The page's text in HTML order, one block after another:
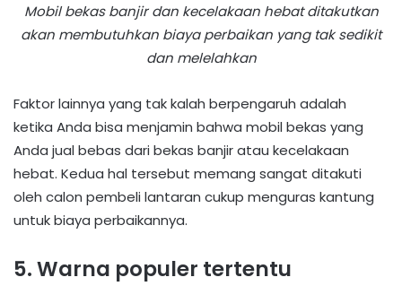
Mobil bekas banjir dan kecelakaan hebat ditakutkan
akan membutuhkan biaya perbaikan yang tak sedikit
dan melelahkan
Faktor lainnya yang tak kalah berpengaruh adalah
ketika Anda bisa menjamin bahwa mobil bekas yang
Anda jual bebas dari bekas banjir atau kecelakaan
hebat. Kedua hal tersebut memang sangat ditakuti
oleh calon pembeli lantaran cukup menguras kantung
untuk biaya perbaikannya.
5. Warna populer tertentu